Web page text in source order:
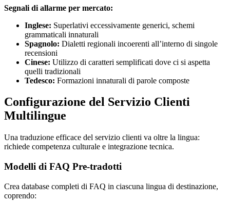
Segnali di allarme per mercato:
Inglese: Superlativi eccessivamente generici, schemi
grammaticali innaturali
Spagnolo: Dialetti regionali incoerenti all’interno di singole
recensioni
Cinese: Utilizzo di caratteri semplificati dove ci si aspetta
quelli tradizionali
Tedesco: Formazioni innaturali di parole composte
Configurazione del Servizio Clienti
Multilingue
Una traduzione efficace del servizio clienti va oltre la lingua:
richiede competenza culturale e integrazione tecnica.
Modelli di FAQ Pre-tradotti
Crea database completi di FAQ in ciascuna lingua di destinazione,
coprendo: